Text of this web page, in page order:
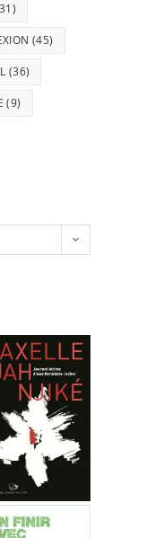
(45)
(36)
(9)